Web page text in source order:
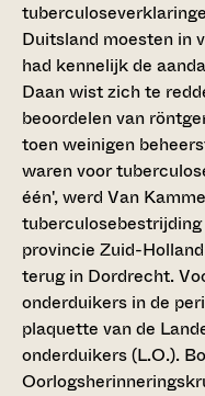
Duitsland moesten in
had kennelijk de
Daan wist zich te
beoordelen van
toen weinigen
waren voor
één', werd Van
provincie Zuid-
terug in Dordrecht.
onderduikers in de
plaquette van de
onderduikers (L.O.).